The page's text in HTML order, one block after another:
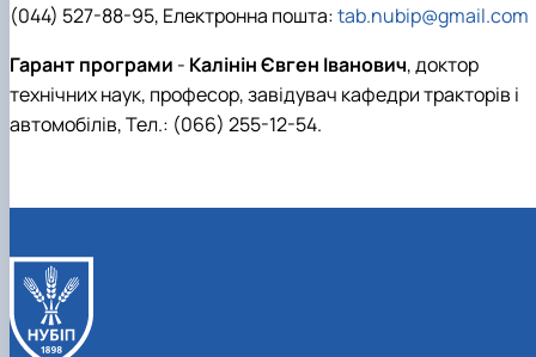
(044) 527-88-95, Електронна пошта:tab.nubip@gmail.com
Гарант програми - Калінін Євген Іванович, доктор
технічних наук, професор, завідувач кафедри тракторів і
автомобілів, Тел.: (066) 255-12-54.